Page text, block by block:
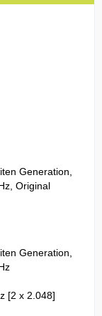
Generation,
Original
Generation,
[2 x 2.048]